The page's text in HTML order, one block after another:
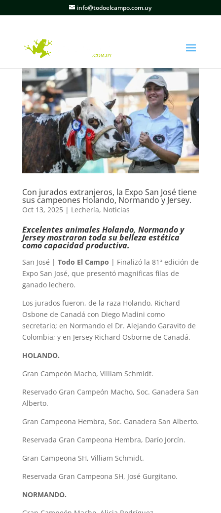
info@todoelcampo.com.uy
Con jurados extranjeros, la Expo San José tiene
sus campeones Holando, Normando y Jersey.
Oct 13, 2025| Lechería, Noticias
Excelentes animales Holando, Normando y
Jersey mostraron toda su belleza estética
como capacidad productiva.
San José | Todo El Campo | Finalizó la 81ª edición de
Expo San José, que presentó magnificas filas de
ganado lechero.
Los jurados fueron, de la raza Holando, Richard
Osbone de Canadá con Diego Madini como
secretario; en Normando el Dr. Alejando Garavito de
Colombia; y en Jersey Richard Osborne de Canadá.
HOLANDO.
Gran Campeón Macho, Villiam Schmidt.
Reservado Gran Campeón Macho, Soc. Ganadera San
Alberto.
Gran Campeona Hembra, Soc. Ganadera San Alberto.
Reservada Gran Campeona Hembra, Darío Jorcín.
Gran Campeona SH, Villiam Schmidt.
Reservada Gran Campeona SH, José Gurgitano.
NORMANDO.